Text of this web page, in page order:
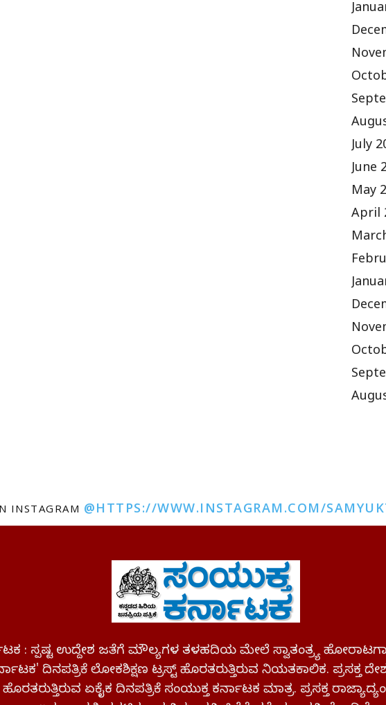
July
June
May
April
INSTAGRAM @HTTPS://WWW.INSTAGRAM.COM/
: ಸ್ಪಷ್ಟ ಉದ್ದೇಶ ಜತೆಗೆ ಮೌಲ್ಯಗಳ ತಳಹದಿಯ ಮೇಲೆ ಸ್ವಾತಂತ್ರ್ಯ
ದಿನಪತ್ರಿಕೆ ಲೋಕಶಿಕ್ಷಣ ಟ್ರಸ್ಟ್ ಹೊರತರುತ್ತಿರುವ ನಿಯತಕಾಲಿಕ. ಪ್ರಸಕ್ತ
ಹೊರತರುತ್ತಿರುವ ಏಕೈಕ ದಿನಪತ್ರಿಕೆ ಸಂಯುಕ್ತ ಕರ್ನಾಟಕ ಮಾತ್ರ. ಪ್ರಸಕ್ತ